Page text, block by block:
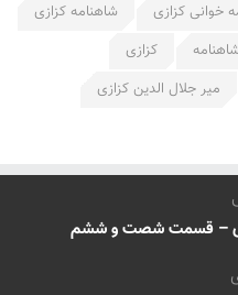
خوانی کزازی
شاهنامه کزازی
کزازی
میر جلال الدین کزازی
– قسمت شصت و ششم